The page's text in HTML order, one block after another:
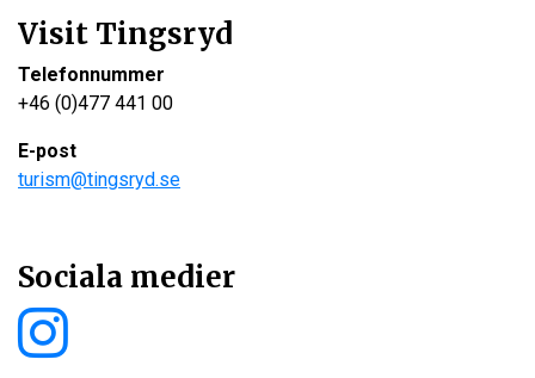
Visit Tingsryd
Telefonnummer
+46 (0)477 441 00
E-post
turism@tingsryd.se
Sociala medier